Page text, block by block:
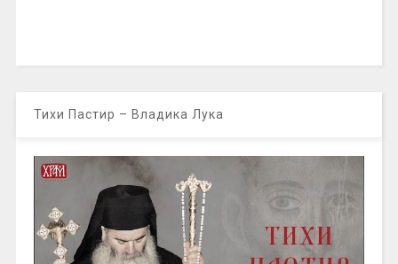
Тихи Пастир – Владика Лука